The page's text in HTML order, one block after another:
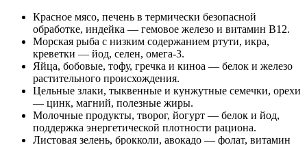
Красное мясо, печень в термически безопасной
обработке, индейка — гемовое железо и витамин B12.
Морская рыба с низким содержанием ртути, икра,
креветки — йод, селен, омега‑3.
Яйца, бобовые, тофу, гречка и киноа — белок и железо
растительного происхождения.
Цельные злаки, тыквенные и кунжутные семечки, орехи
— цинк, магний, полезные жиры.
Молочные продукты, творог, йогурт — белок и йод,
поддержка энергетической плотности рациона.
Листовая зелень, брокколи, авокадо — фолат, витамин